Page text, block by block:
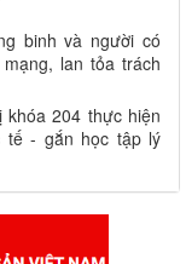
binh và người có
lan tỏa trách
khóa 204 thực hiện
tế - gắn học tập lý